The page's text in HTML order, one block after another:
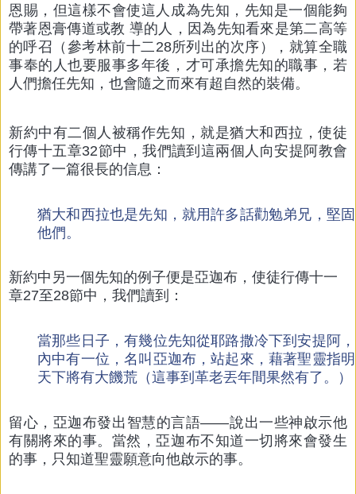
恩賜，但這樣不會使這人成為先知，先知是一個能夠
帶著恩膏傳道或教 導的人，因為先知看來是第二高等
的呼召（參考林前十二28所列出的次序），就算全職
事奉的人也要服事多年後，才可承擔先知的職事，若
人們擔任先知，也會隨之而來有超自然的裝備。
新約中有二個人被稱作先知，就是猶大和西拉，使徒
行傳十五章32節中，我們讀到這兩個人向安提阿教會
傳講了一篇很長的信息：
猶大和西拉也是先知，就用許多話勸勉弟兄，堅固
他們。
新約中另一個先知的例子便是亞迦布，使徒行傳十一
章27至28節中，我們讀到：
當那些日子，有幾位先知從耶路撒冷下到安提阿，
內中有一位，名叫亞迦布，站起來，藉著聖靈指明
天下將有大饑荒（這事到革老丟年間果然有了。）
留心，亞迦布發出智慧的言語——說出一些神啟示他
有關將來的事。當然，亞迦布不知道一切將來會發生
的事，只知道聖靈願意向他啟示的事。